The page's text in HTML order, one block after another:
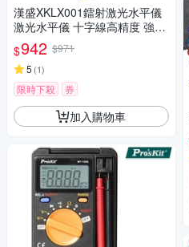
漢盛XKLX001鐳射激光水平儀
激光水平儀 十字線高精度 強光
紅外線 斜線 防水 攜帶型小型水
平儀
$942 $971
5 (1)
限時下殺 券
加入購物車